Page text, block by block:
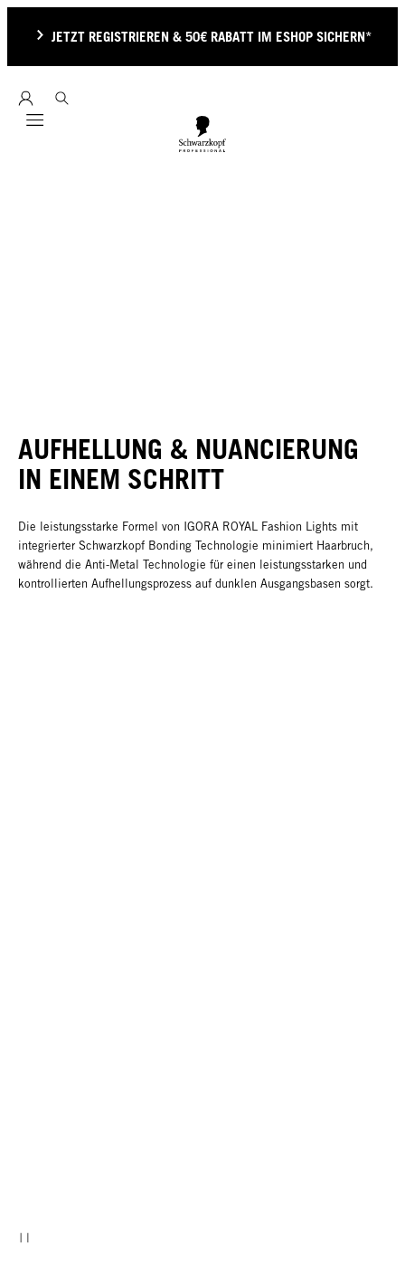
JETZT REGISTRIEREN & 50€ RABATT IM ESHOP SICHERN*
Mobile navigation
AUFHELLUNG & NUANCIERUNG
IN EINEM SCHRITT
Die leistungsstarke Formel von IGORA ROYAL Fashion Lights mit
integrierter Schwarzkopf Bonding Technologie minimiert Haarbruch,
während die Anti-Metal Technologie für einen leistungsstarken und
kontrollierten Aufhellungsprozess auf dunklen Ausgangsbasen sorgt.